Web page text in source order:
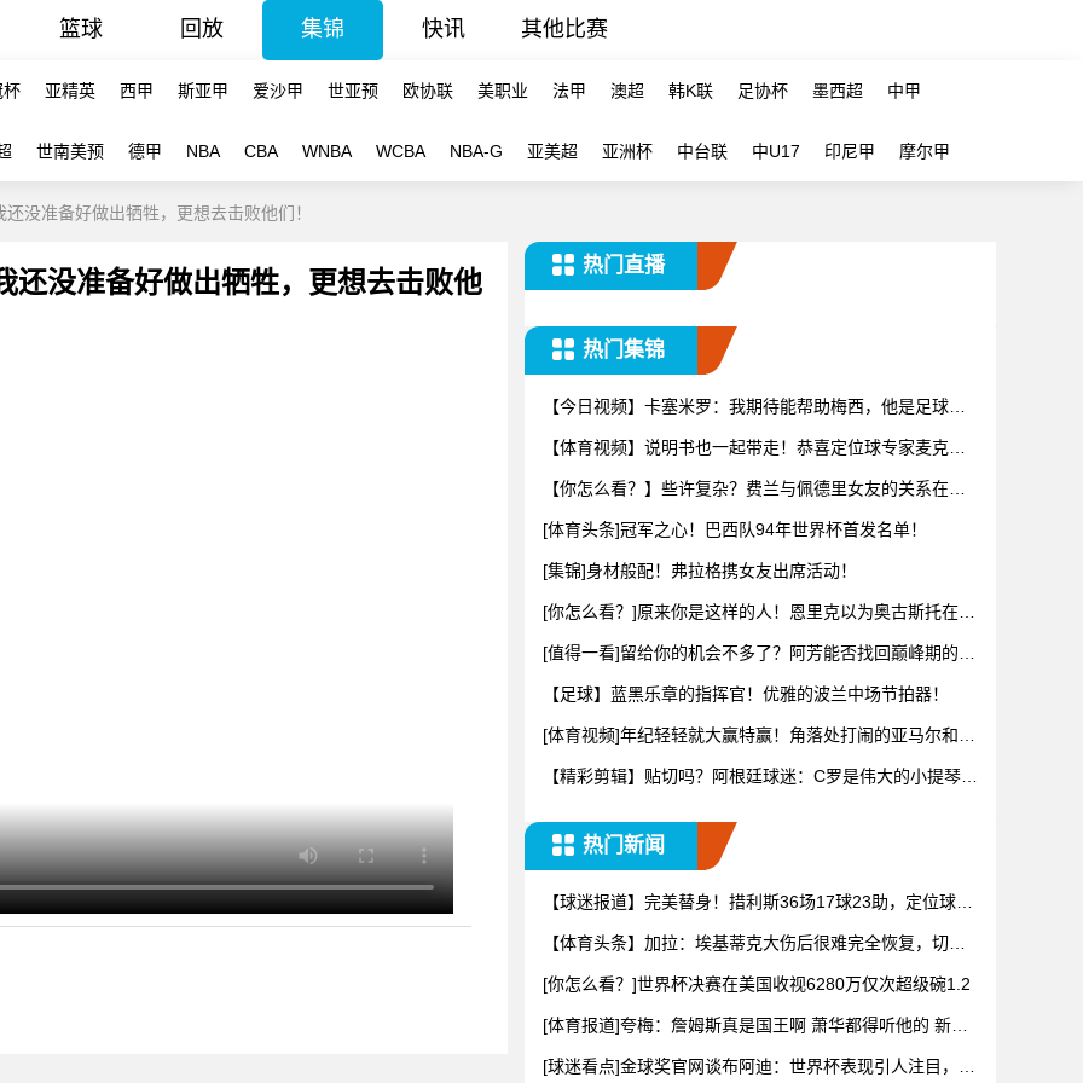
篮球 回放 集锦 快讯 其他比赛
杯 亚精英 西甲 斯亚甲 爱沙甲 世亚预 欧协联 美职业 法甲 澳超 韩K联 足协杯 墨西超 中甲
世南美预 德甲 NBA CBA WNBA WCBA NBA-G 亚美超 亚洲杯 中台联 中U17 印尼甲 摩尔甲
没准备好做出牺牲，更想去击败他们！
没准备好做出牺牲，更想去击败他
热门直播
热门集锦
【今日视频】卡塞米罗：我期待能帮助梅西，他是足球历
【体育视频】说明书也一起带走！恭喜定位球专家麦克菲
【你怎么看？】些许复杂？费兰与佩德里女友的关系在社
[体育头条]冠军之心！巴西队94年世界杯首发名单！
[集锦]身材般配！弗拉格携女友出席活动！
[你怎么看？]原来你是这样的人！恩里克以为奥古斯托在给
[值得一看]留给你的机会不多了？阿芳能否找回巅峰期的状
【足球】蓝黑乐章的指挥官！优雅的波兰中场节拍器！
[体育视频]年纪轻轻就大赢特赢！角落处打闹的亚马尔和尼
【精彩剪辑】贴切吗？阿根廷球迷：C罗是伟大的小提琴
热门新闻
【球迷报道】完美替身！措利斯36场17球23助，定位球创
【体育头条】加拉：埃基蒂克大伤后很难完全恢复，切尔
[你怎么看？]世界杯决赛在美国收视6280万仅次超级碗1.2
[体育报道]夸梅：詹姆斯真是国王啊 萧华都得听他的 新赛
[球迷看点]金球奖官网谈布阿迪：世界杯表现引人注目，发